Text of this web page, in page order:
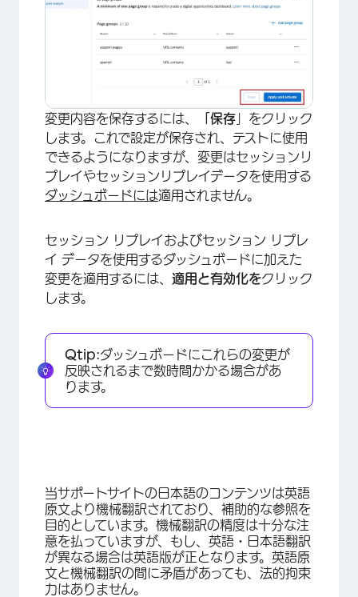
変更内容を保存するには、 「保存 」をクリック
します。これで設定が保存され、テストに使用
できるようになりますが、変更はセッションリ
プレイやセッションリプレイデータを使用する
ダッシュボードには適用されません。
セッション リプレイおよびセッション リプレ
イ データを使用するダッシュボードに加えた
変更を適用するには、 適用と有効化をクリック
します。
Qtip:ダッシュボードにこれらの変更が
反映されるまで数時間かかる場合があ
ります。
当サポートサイトの日本語のコンテンツは英語
原文より機械翻訳されており、補助的な参照を
目的としています。機械翻訳の精度は十分な注
意を払っていますが、もし、英語・日本語翻訳
が異なる場合は英語版が正となります。英語原
文と機械翻訳の間に矛盾があっても、法的拘束
力はありません。